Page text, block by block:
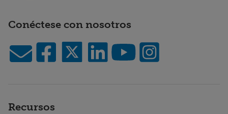
Conéctese con nosotros
Recursos